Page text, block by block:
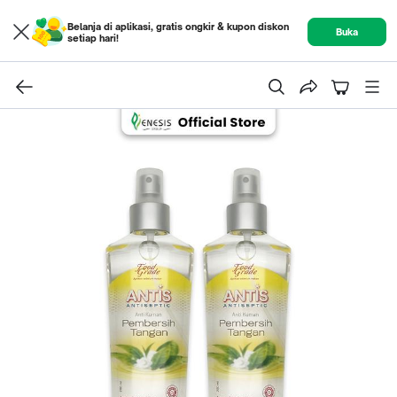
Belanja di aplikasi, gratis ongkir & kupon diskon
setiap hari!
Buka